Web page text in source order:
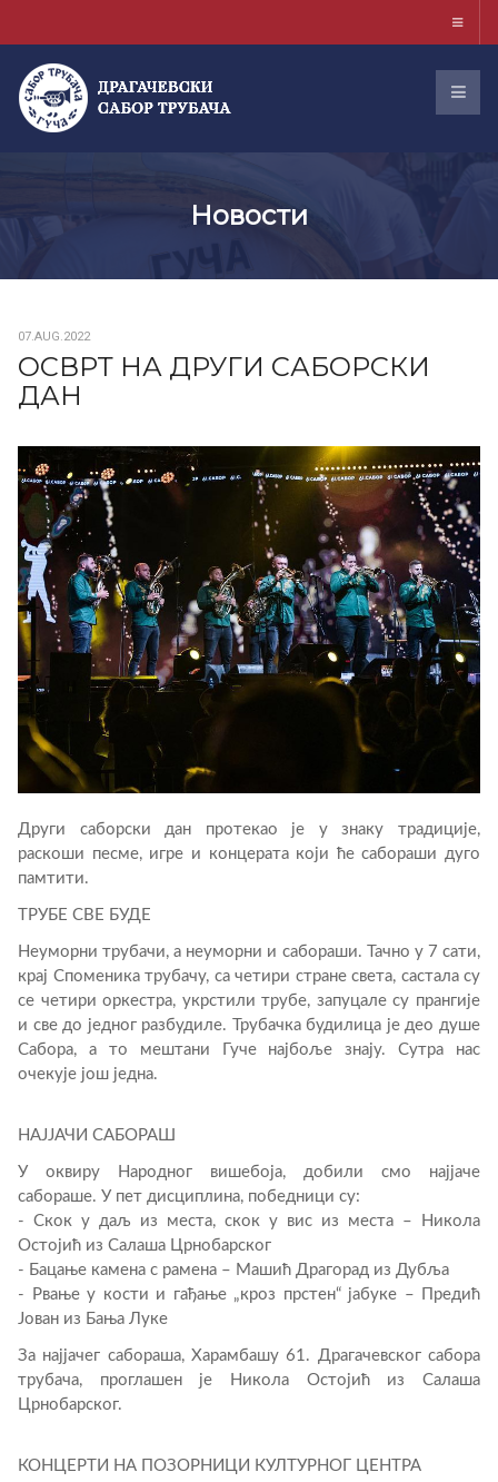
Новости
07.AUG.2022
ОСВРТ НА ДРУГИ САБОРСКИ
ДАН
Други саборски дан протекао је у знаку традиције,
раскоши песме, игре и концерата који ће сабораши дуго
памтити.
ТРУБЕ СВЕ БУДЕ
Неуморни трубачи, а неуморни и сабораши. Тачно у 7 сати,
крај Споменика трубачу, са четири стране света, састала су
се четири оркестра, укрстили трубе, запуцале су прангије
и све до једног разбудиле. Трубачка будилица је део душе
Сабора, а то мештани Гуче најбоље знају. Сутра нас
очекује још једна.
НАЈЈАЧИ САБОРАШ
У оквиру Народног вишебоја, добили смо најјаче
сабораше. У пет дисциплина, победници су:
- Скок у даљ из места, скок у вис из места – Никола
Остојић из Салаша Црнобарског
- Бацање камена с рамена – Машић Драгорад из Дубља
- Рвање у кости и гађање „кроз прстен“ јабуке – Предић
Јован из Бања Луке
За најјачег сабораша, Харамбашу 61. Драгачевског сабора
трубача, проглашен је Никола Остојић из Салаша
Црнобарског.
КОНЦЕРТИ НА ПОЗОРНИЦИ КУЛТУРНОГ ЦЕНТРА